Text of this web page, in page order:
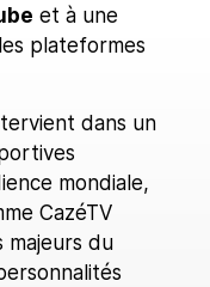
et à une
plateformes
dans un
mondiale,
CazéTV
majeurs du